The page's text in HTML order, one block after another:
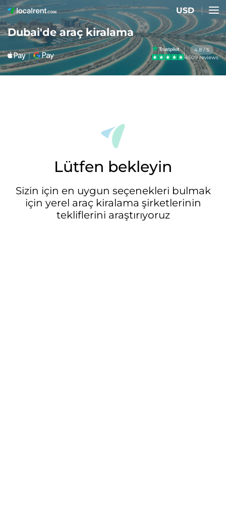
USD
Dubai'de araç kiralama
4.8 / 5
4509 reviews
Lütfen bekleyin
Sizin için en uygun seçenekleri bulmak
için yerel araç kiralama şirketlerinin
tekliflerini araştırıyoruz